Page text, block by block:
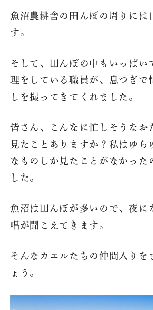
魚沼農耕舎の田んぼの周りには
す。
そして、田んぼの中もいっぱい
理をしている職員が、息つぎで
しを撮ってきてくれました。
皆さん、こんなに忙しそうなお
見たことありますか？私はゆ
なものしか見たことがなかった
した。
魚沼は田んぼが多いので、夜に
唱が聞こえてきます。
そんなカエルたちの仲間入りを
ょう。